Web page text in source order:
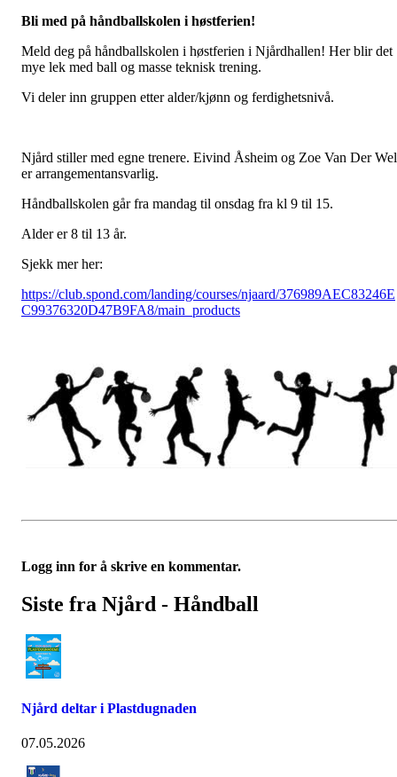
Bli med på håndballskolen i høstferien!
Meld deg på håndballskolen i høstferien i Njårdhallen! Her blir det
mye lek med ball og masse teknisk trening.
Vi deler inn gruppen etter alder/kjønn og ferdighetsnivå.
Njård stiller med egne trenere. Eivind Åsheim og Zoe Van Der
er arrangementansvarlig.
Håndballskolen går fra mandag til onsdag fra kl 9 til 15.
Alder er 8 til 13 år.
Sjekk mer her:
https://club.spond.com/landing/courses/njaard/376989AEC83246E
C99376320D47B9FA8/main_products
Logg inn for å skrive en kommentar.
Siste fra Njård - Håndball
Njård deltar i Plastdugnaden
07.05.2026